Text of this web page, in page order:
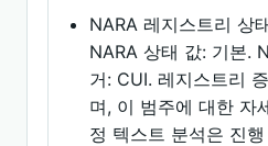
NARA 레지스트리 상
NARA 상태 값: 기본.
거: CUI. 레지스트리
며, 이 범주에 대한 자
정 텍스트 분석은 진